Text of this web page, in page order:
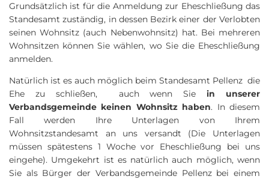
Grundsätzlich ist für die Anmeldung zur Eheschließung das
Standesamt zuständig, in dessen Bezirk einer der Verlobten
seinen Wohnsitz (auch Nebenwohnsitz) hat. Bei mehreren
Wohnsitzen können Sie wählen, wo Sie die Eheschließung
anmelden.
Natürlich ist es auch möglich beim Standesamt Pellenz die
Ehe zu schließen, auch wenn Siein unserer
Verbandsgemeinde keinen Wohnsitz haben. In diesem
Fall werden Ihre Unterlagen von Ihrem
Wohnsitzstandesamt an uns versandt (Die Unterlagen
müssen spätestens 1 Woche vor Eheschließung bei uns
eingehe). Umgekehrt ist es natürlich auch möglich, wenn
Sie als Bürger der Verbandsgemeinde Pellenz bei einem